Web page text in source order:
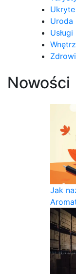
Uroda
Usługi
Nowości
Jak